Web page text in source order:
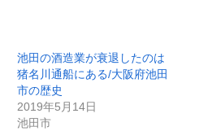
池田の酒造業が衰退したのは
猪名川通船にある/大阪府池田
市の歴史
2019年5月14日
池田市